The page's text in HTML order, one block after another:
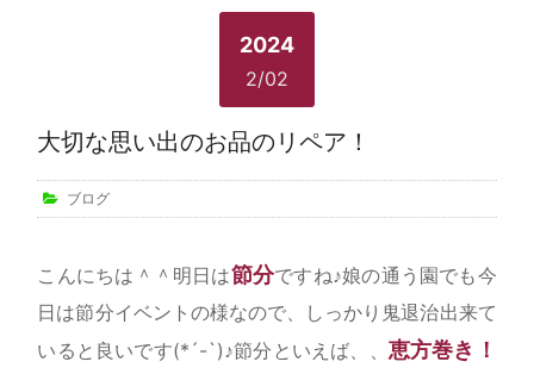
2024
2/02
大切な思い出のお品のリペア！
ブログ
こんにちは＾＾明日は節分ですね♪娘の通う園でも今
日は節分イベントの様なので、しっかり鬼退治出来て
いると良いです(*´-`)♪節分といえば、、 恵方巻き！